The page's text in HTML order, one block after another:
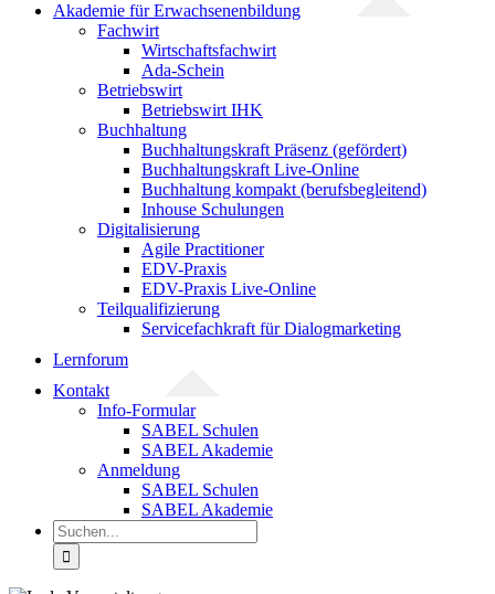
Akademie für Erwachsenenbildung
Fachwirt
Wirtschaftsfachwirt
Ada-Schein
Betriebswirt
Betriebswirt IHK
Buchhaltung
Buchhaltungskraft Präsenz (gefördert)
Buchhaltungskraft Live-Online
Buchhaltung kompakt (berufsbegleitend)
Inhouse Schulungen
Digitalisierung
Agile Practitioner
EDV-Praxis
EDV-Praxis Live-Online
Teilqualifizierung
Servicefachkraft für Dialogmarketing
Lernforum
Kontakt
Info-Formular
SABEL Schulen
SABEL Akademie
Anmeldung
SABEL Schulen
SABEL Akademie
Suche
nach: